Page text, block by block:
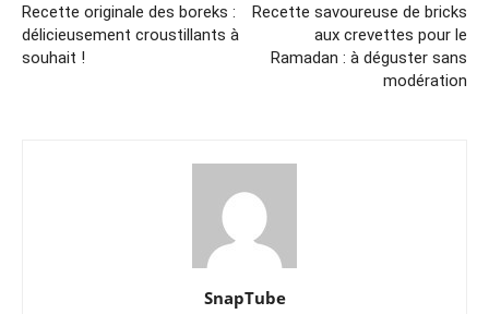
Recette originale des boreks :
délicieusement croustillants à
souhait !
Recette savoureuse de bricks
aux crevettes pour le
Ramadan : à déguster sans
modération
SnapTube